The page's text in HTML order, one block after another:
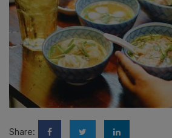
Share: